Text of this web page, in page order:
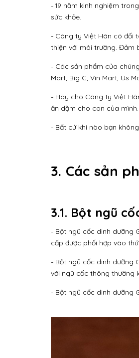
- 19 năm kinh nghiệm
sức khỏe.
- Công ty Việt Hân có đối
thiện với môi trường. Đảm
- Các sản phẩm của
Mart, Big C, Vin Mart, Us
- Hãy cho Công ty Việt
ăn dặm cho con của
- Bất cứ khi nào bạn
3. Các sản
3.1. Bột ngũ
- Bột ngũ cốc dinh dưỡng
cấp được phối hợp vào
- Bột ngũ cốc dinh dưỡng
với ngũ cốc thông thường
- Bột ngũ cốc dinh dưỡng